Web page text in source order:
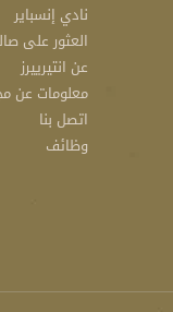
نادي إنسباير
العثور على
عن انتيرييرز
معلومات عن
اتصل بنا
وظائف